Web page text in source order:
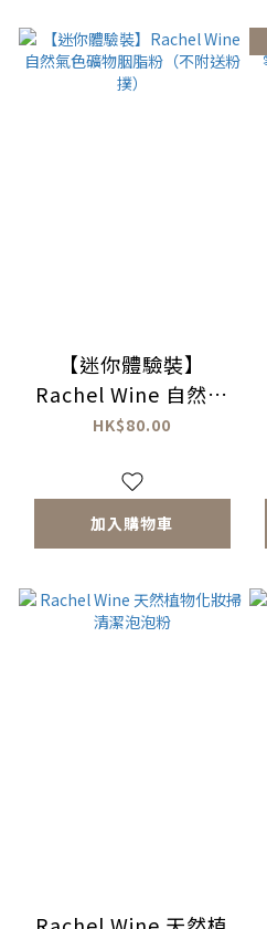
【迷你體驗裝】
Rachel Wine 自然氣
色礦物胭脂粉（不附送
HK$80.00
加入購物車